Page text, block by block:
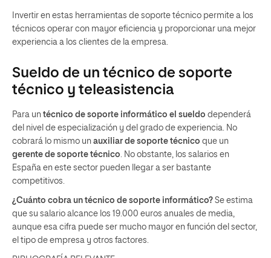
Invertir en estas herramientas de soporte técnico permite a los
técnicos operar con mayor eficiencia y proporcionar una mejor
experiencia a los clientes de la empresa.
Sueldo de un técnico de soporte
técnico y teleasistencia
Para un técnico de soporte informático el sueldo dependerá
del nivel de especialización y del grado de experiencia. No
cobrará lo mismo un auxiliar de soporte técnico que un
gerente de soporte técnico . No obstante, los salarios en
España en este sector pueden llegar a ser bastante
competitivos.
¿Cuánto cobra un técnico de soporte informático? Se estima
que su salario alcance los 19.000 euros anuales de media,
aunque esa cifra puede ser mucho mayor en función del sector,
el tipo de empresa y otros factores.